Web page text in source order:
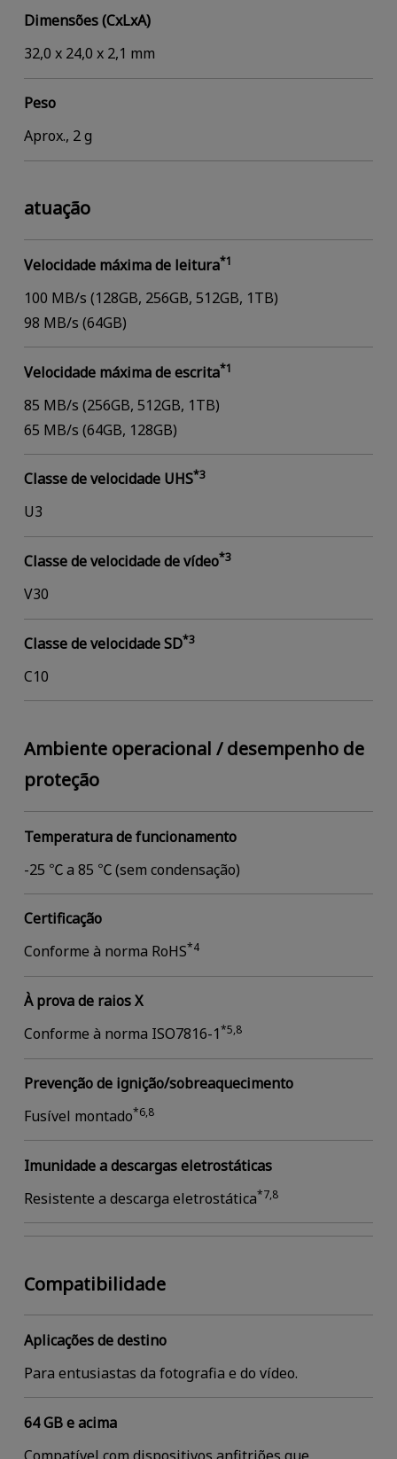
Dimensões (CxLxA)
32,0 x 24,0 x 2,1 mm
Peso
Aprox., 2 g
atuação
Velocidade máxima de leitura*1
100 MB/s (128GB, 256GB, 512GB, 1TB)
98 MB/s (64GB)
Velocidade máxima de escrita*1
85 MB/s (256GB, 512GB, 1TB)
65 MB/s (64GB, 128GB)
Classe de velocidade UHS*3
U3
Classe de velocidade de vídeo*3
V30
Classe de velocidade SD*3
C10
Ambiente operacional / desempenho de
proteção
Temperatura de funcionamento
-25 ℃ a 85 ℃ (sem condensação)
Certificação
Conforme à norma RoHS*4
À prova de raios X
Conforme à norma ISO7816-1*5,8
Prevenção de ignição/sobreaquecimento
Fusível montado*6,8
Imunidade a descargas eletrostáticas
Resistente a descarga eletrostática*7,8
Compatibilidade
Aplicações de destino
Para entusiastas da fotografia e do vídeo.
64 GB e acima